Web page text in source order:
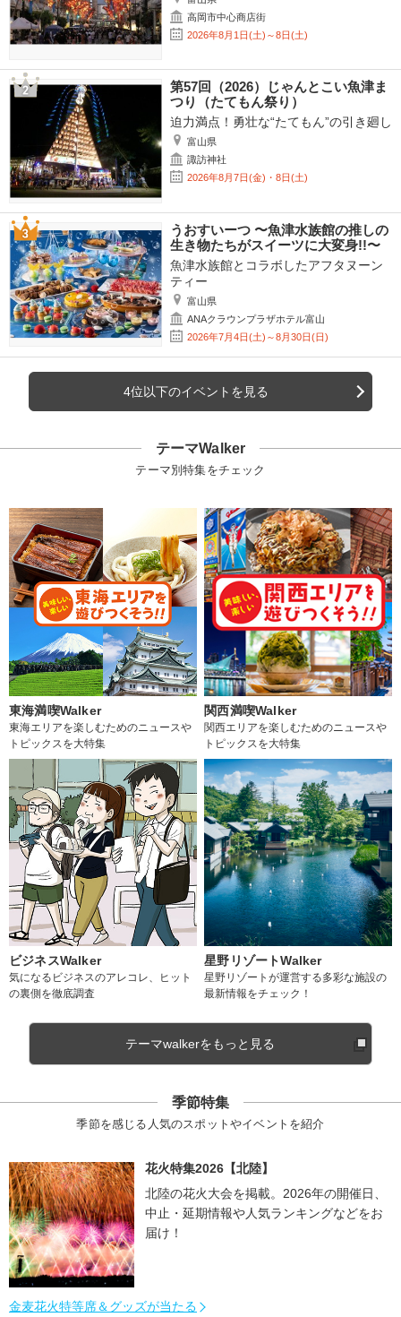
高岡市中心商店街
2026年8月1日(土)～8日(土)
第57回（2026）じゃんとこい魚津ま
つり（たてもん祭り）
迫力満点！勇壮な“たてもん”の引き廻し
富山県
諏訪神社
2026年8月7日(金)・8日(土)
うおすいーつ 〜魚津水族館の推しの
生き物たちがスイーツに大変身!!〜
魚津水族館とコラボしたアフタヌーン
ティー
富山県
ANAクラウンプラザホテル富山
2026年7月4日(土)～8月30日(日)
4位以下のイベントを見る
テーマWalker
テーマ別特集をチェック
東海満喫Walker
東海エリアを楽しむためのニュースや
トピックスを大特集
関西満喫Walker
関西エリアを楽しむためのニュースや
トピックスを大特集
ビジネスWalker
気になるビジネスのアレコレ、ヒット
の裏側を徹底調査
星野リゾートWalker
星野リゾートが運営する多彩な施設の
最新情報をチェック！
テーマwalkerをもっと見る
季節特集
季節を感じる人気のスポットやイベントを紹介
花火特集2026【北陸】
北陸の花火大会を掲載。2026年の開催日、
中止・延期情報や人気ランキングなどをお
届け！
金麦花火特等席＆グッズが当たる